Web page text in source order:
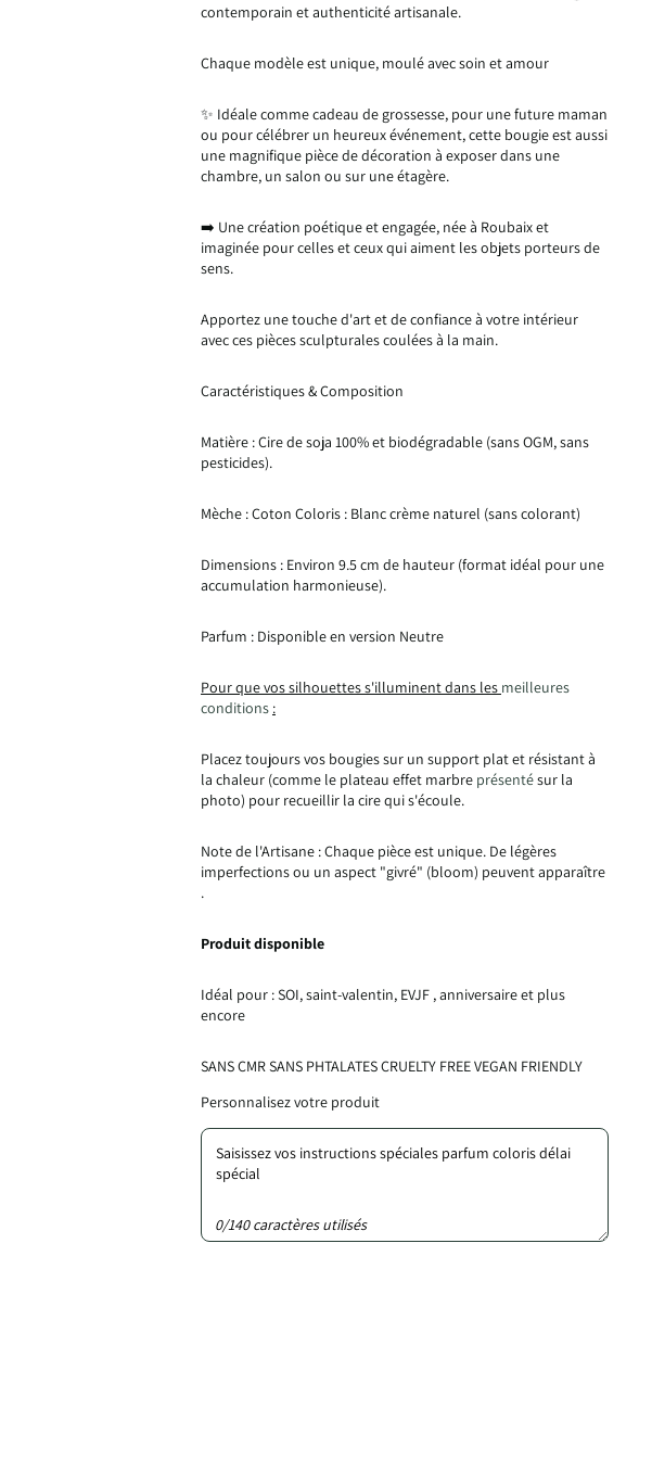
contemporain et authenticité artisanale.
Chaque modèle est unique, moulé avec soin et amour
✨ Idéale comme cadeau de grossesse, pour une future maman
ou pour célébrer un heureux événement, cette bougie est aussi
une magnifique pièce de décoration à exposer dans une
chambre, un salon ou sur une étagère.
➡️ Une création poétique et engagée, née à Roubaix et
imaginée pour celles et ceux qui aiment les objets porteurs de
sens.
Apportez une touche d'art et de confiance à votre intérieur
avec ces pièces sculpturales coulées à la main.
Caractéristiques & Composition
Matière : Cire de soja 100% et biodégradable (sans OGM, sans
pesticides).
Mèche : Coton Coloris : Blanc crème naturel (sans colorant)
Dimensions : Environ 9.5 cm de hauteur (format idéal pour une
accumulation harmonieuse).
Parfum : Disponible en version Neutre
Pour que vos silhouettes s'illuminent dans les meilleures
conditions :
Placez toujours vos bougies sur un support plat et résistant à
la chaleur (comme le plateau effet marbre présentésur la
photo) pour recueillir la cire qui s'écoule.
Note de l'Artisane : Chaque pièce est unique. De légères
imperfections ou un aspect "givré" (bloom) peuvent apparaître
.
Produit disponible
Idéal pour : SOI, saint-valentin, EVJF , anniversaire et plus
encore
SANS CMR SANS PHTALATES CRUELTY FREE VEGAN FRIENDLY
Personnalisez votre produit
0/140 caractères utilisés